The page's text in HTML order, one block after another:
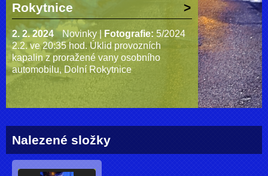
Rokytnice
2. 2. 2024 Novinky Fotografie: 5/2024
2.2. ve 20:35 hod. Úklid provozních
kapalin z proražené vany osobního
automobilu, Dolní Rokytnice
Nalezené složky